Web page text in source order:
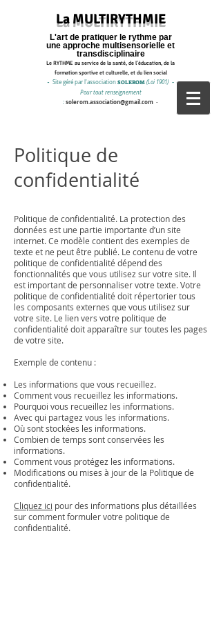
La MULTIRYTHMIE
L'art de pratiquer le rythme par
une approche multisensorielle et
transdisciplinaire
Le RYTHME au service de la santé, de l'éducation, de la
formation sportive et culturelle, et du lien social
- Site géré par l'association SOLEROM (Loi 1901) -
Pour tout renseignement
: solerom.association@gmail.com -
Politique de
confidentialité
Politique de confidentialité. La protection des
données est une partie importante d’un site
internet. Ce modèle contient des exemples de
texte et ne peut être publié. Le contenu de votre
politique de confidentialité dépend des
fonctionnalités que vous utilisez sur votre site. Il
est important de personnaliser votre texte. Votre
politique de confidentialité doit répertorier tous
les composants externes que vous utilisez sur
votre site. Le lien vers votre politique de
confidentialité doit apparaître sur toutes les pages
de votre site.
Exemple de contenu :
Les informations que vous recueillez.
Comment vous recueillez les informations.
Pourquoi vous recueillez les informations.
Avec qui partagez vous les informations.
Où sont stockées les informations.
Combien de temps sont conservées les
informations.
Comment vous protégez les informations.
Modifications ou mises à jour de la Politique de
confidentialité.
Cliquez ici pour des informations plus détaillées
sur comment formuler votre politique de
confidentialité.